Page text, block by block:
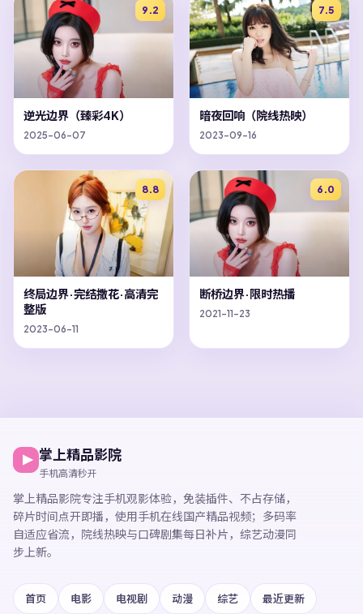
9.2
逆光边界（臻彩4K）
2025-06-07
7.5
暗夜回响（院线热映）
2023-09-16
8.8
终局边界·完结撒花·高清完
整版
2023-06-11
6.0
断桥边界·限时热播
2021-11-23
掌上精品影院
手机高清秒开
掌上精品影院专注手机观影体验， 免装插件、不占存储，
碎片时间点开即播， 使用手机在线国产精品视频；多码率
自适应省流，院线热映与口碑剧集每日补片，综艺动漫同
步上新。
首页 电影 电视剧 动漫 综艺 最近更新